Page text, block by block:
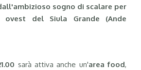
sogno di scalare per
del Siula Grande (Ande
sarà attiva anche un'area food,